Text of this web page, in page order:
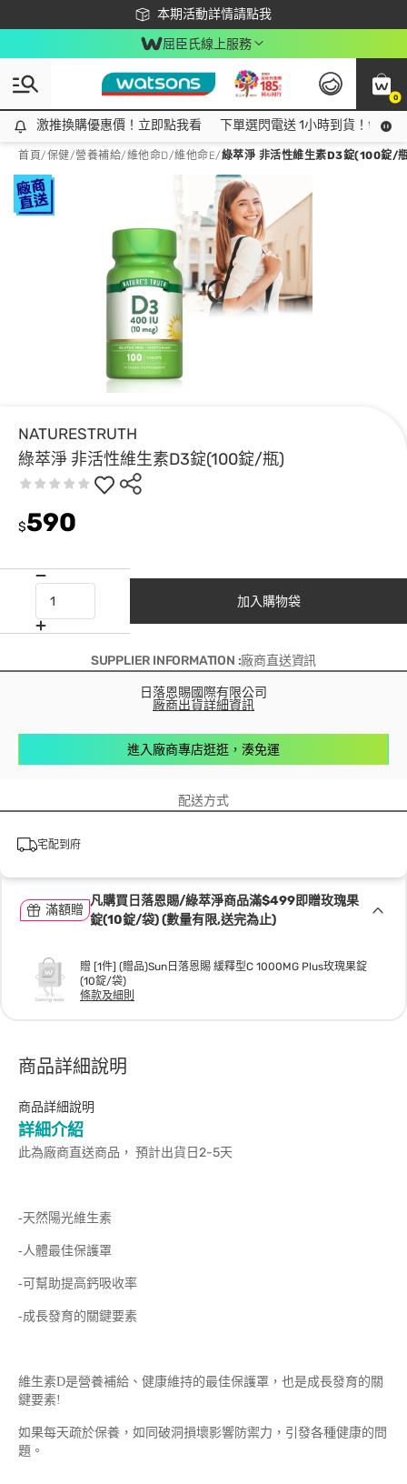
本期活動詳情請點我
下載app最高回饋$350
屈臣氏線上服務
0
激推換購優惠價！立即點我看
激推換購優惠價！立即點我看 下單選閃電送 1小時到貨！領神
首頁/保健/營養補給/維他命D/維他命E/綠萃淨 非活性維生素D3錠(100錠/
NATURESTRUTH
綠萃淨 非活性維生素D3錠(100錠/瓶)
$590
加入購物袋
SUPPLIER INFORMATION :廠商直送資訊
日落恩賜國際有限公司
廠商出貨詳細資訊
進入廠商專店逛逛，湊免運
配送方式
宅配到府
滿額贈
凡購買日落恩賜/綠萃淨商品滿$499即贈玫瑰果
錠(10錠/袋) (數量有限,送完為止)
贈 [1件] (贈品)Sun日落恩賜 緩釋型C 1000MG Plus玫瑰果錠
(10錠/袋)
條款及細則
商品詳細說明
商品詳細說明
詳細介紹
此為廠商直送商品， 預計出貨日2-5天
-天然陽光維生素
-人體最佳保護罩
-可幫助提高鈣吸收率
-成長發育的關鍵要素
維生素D是營養補給、健康維持的最佳保護罩，也是成長發育的關
鍵要素!
如果每天疏於保養，如同破洞損壞影響防禦力，引發各種健康的問
題。